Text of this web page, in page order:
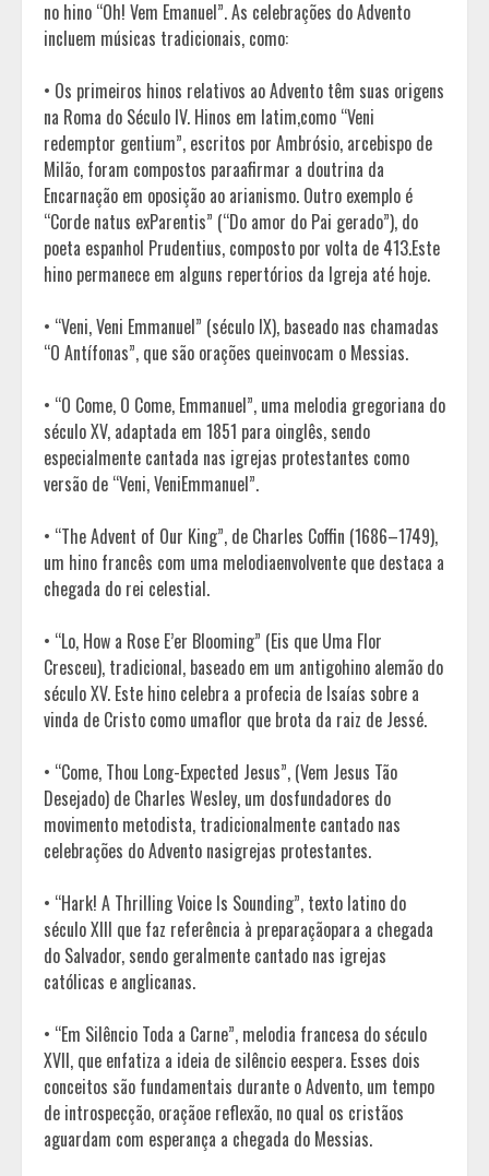
no hino “Oh! Vem Emanuel”. As celebrações do Advento
incluem músicas tradicionais, como:
• Os primeiros hinos relativos ao Advento têm suas origens
na Roma do Século IV. Hinos em latim,como “Veni
redemptor gentium”, escritos por Ambrósio, arcebispo de
Milão, foram compostos paraafirmar a doutrina da
Encarnação em oposição ao arianismo. Outro exemplo é
“Corde natus exParentis” (“Do amor do Pai gerado”), do
poeta espanhol Prudentius, composto por volta de 413.Este
hino permanece em alguns repertórios da Igreja até hoje.
• “Veni, Veni Emmanuel” (século IX), baseado nas chamadas
“O Antífonas”, que são orações queinvocam o Messias.
• “O Come, O Come, Emmanuel”, uma melodia gregoriana do
século XV, adaptada em 1851 para oinglês, sendo
especialmente cantada nas igrejas protestantes como
versão de “Veni, VeniEmmanuel”.
• “The Advent of Our King”, de Charles Coffin (1686–1749),
um hino francês com uma melodiaenvolvente que destaca a
chegada do rei celestial.
• “Lo, How a Rose E’er Blooming” (Eis que Uma Flor
Cresceu), tradicional, baseado em um antigohino alemão do
século XV. Este hino celebra a profecia de Isaías sobre a
vinda de Cristo como umaflor que brota da raiz de Jessé.
• “Come, Thou Long-Expected Jesus”, (Vem Jesus Tão
Desejado) de Charles Wesley, um dosfundadores do
movimento metodista, tradicionalmente cantado nas
celebrações do Advento nasigrejas protestantes.
• “Hark! A Thrilling Voice Is Sounding”, texto latino do
século XIII que faz referência à preparaçãopara a chegada
do Salvador, sendo geralmente cantado nas igrejas
católicas e anglicanas.
• “Em Silêncio Toda a Carne”, melodia francesa do século
XVII, que enfatiza a ideia de silêncio eespera. Esses dois
conceitos são fundamentais durante o Advento, um tempo
de introspecção, oraçãoe reflexão, no qual os cristãos
aguardam com esperança a chegada do Messias.